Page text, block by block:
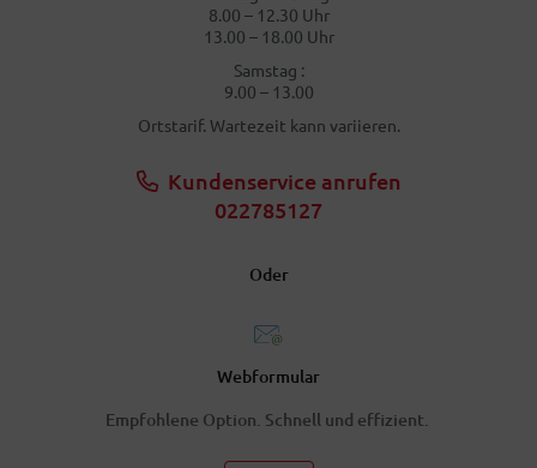
8.00 – 12.30 Uhr
13.00 – 18.00 Uhr
Samstag :
9.00 – 13.00
Ortstarif. Wartezeit kann variieren.
Kundenservice anrufen
022785127
Oder
Webformular
Empfohlene Option. Schnell und effizient.